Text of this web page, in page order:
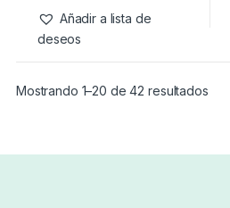
Añadir a lista de
deseos
Mostrando 1–20 de 42 resultados